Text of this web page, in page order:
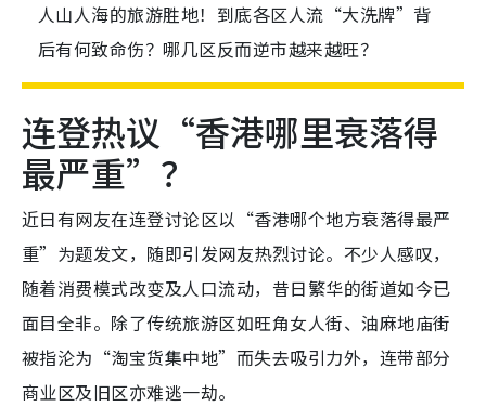
人山人海的旅游胜地！到底各区人流“大洗牌”背
后有何致命伤？哪几区反而逆市越来越旺？
连登热议“香港哪里衰落得
最严重”？
近日有网友在连登讨论区以“香港哪个地方衰落得最严
重”为题发文，随即引发网友热烈讨论。不少人感叹，
随着消费模式改变及人口流动，昔日繁华的街道如今已
面目全非。除了传统旅游区如旺角女人街、油麻地庙街
被指沦为“淘宝货集中地”而失去吸引力外，连带部分
商业区及旧区亦难逃一劫。